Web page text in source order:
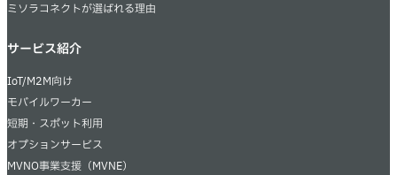
ミソラコネクトが選ばれる理由
サービス紹介
IoT/M2M向け
モバイルワーカー
短期・スポット利用
オプションサービス
MVNO事業支援（MVNE）